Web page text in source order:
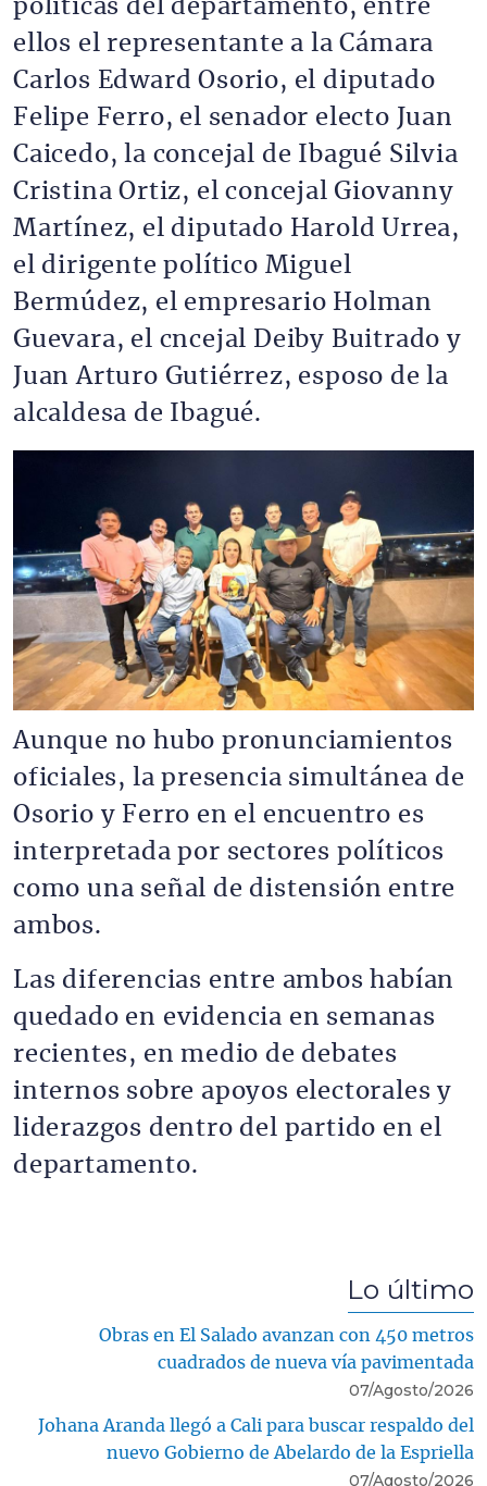
políticas del departamento, entre
ellos el representante a la Cámara
Carlos Edward Osorio, el diputado
Felipe Ferro, el senador electo Juan
Caicedo, la concejal de Ibagué Silvia
Cristina Ortiz, el concejal Giovanny
Martínez, el diputado Harold Urrea,
el dirigente político Miguel
Bermúdez, el empresario Holman
Guevara, el cncejal Deiby Buitrado y
Juan Arturo Gutiérrez, esposo de la
alcaldesa de Ibagué.
Aunque no hubo pronunciamientos
oficiales, la presencia simultánea de
Osorio y Ferro en el encuentro es
interpretada por sectores políticos
como una señal de distensión entre
ambos.
Las diferencias entre ambos habían
quedado en evidencia en semanas
recientes, en medio de debates
internos sobre apoyos electorales y
liderazgos dentro del partido en el
departamento.
Lo último
Obras en El Salado avanzan con 450 metros
cuadrados de nueva vía pavimentada
07/Agosto/2026
Johana Aranda llegó a Cali para buscar respaldo del
nuevo Gobierno de Abelardo de la Espriella
07/Agosto/2026